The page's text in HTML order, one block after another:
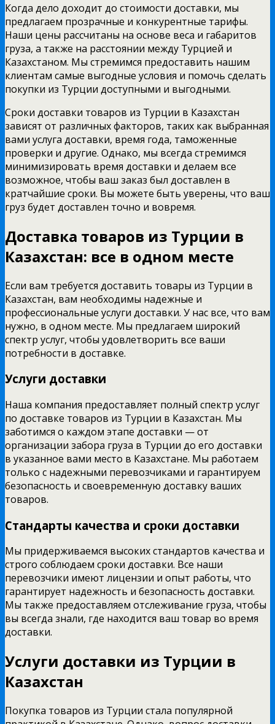
Когда дело доходит до стоимости доставки, мы
предлагаем прозрачные и конкурентные тарифы.
Наши цены рассчитаны на основе веса и габаритов
груза, а также на расстоянии между Турцией и
Казахстаном. Мы стремимся предоставить нашим
клиентам самые выгодные условия и помочь сделать
покупки из Турции доступными и выгодными.
Сроки доставки товаров из Турции в Казахстан
зависят от различных факторов, таких как выбранная
вами услуга доставки, время года, таможенные
проверки и другие. Однако, мы всегда стремимся
минимизировать время доставки и делаем все
возможное, чтобы ваш заказ был доставлен в
кратчайшие сроки. Вы можете быть уверены, что ваш
груз будет доставлен точно и вовремя.
Доставка товаров из Турции в
Казахстан: все в одном месте
Если вам требуется доставить товары из Турции в
Казахстан, вам необходимы надежные и
профессиональные услуги доставки. У нас все, что вам
нужно, в одном месте. Мы предлагаем широкий
спектр услуг, чтобы удовлетворить все ваши
потребности в доставке.
Услуги доставки
Наша компания предоставляет полный спектр услуг
по доставке товаров из Турции в Казахстан. Мы
заботимся о каждом этапе доставки — от
организации забора груза в Турции до его доставки
в указанное вами место в Казахстане. Мы работаем
только с надежными перевозчиками и гарантируем
безопасность и своевременную доставку ваших
товаров.
Стандарты качества и сроки доставки
Мы придерживаемся высоких стандартов качества и
строго соблюдаем сроки доставки. Все наши
перевозчики имеют лицензии и опыт работы, что
гарантирует надежность и безопасность доставки.
Мы также предоставляем отслеживание груза, чтобы
вы всегда знали, где находится ваш товар во время
доставки.
Услуги доставки из Турции в
Казахстан
Покупка товаров из Турции стала популярной